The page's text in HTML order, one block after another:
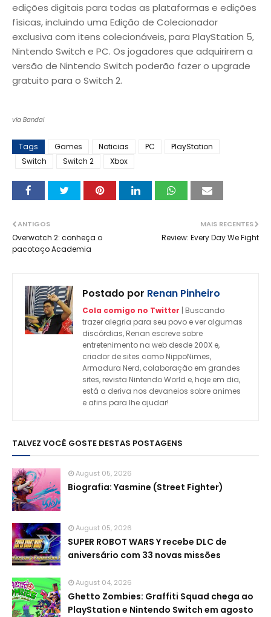
edições digitais para todas as plataformas e edições
físicas, incluindo uma Edição de Colecionador
exclusiva com itens colecionáveis, para PlayStation 5,
Nintendo Switch e PC. Os jogadores que adquirirem a
versão de Nintendo Switch poderão fazer o upgrade
gratuito para o Switch 2.
via Bandai
Tags Games Noticias PC
PlayStation
Switch
Switch 2 Xbox
MAIS RECENTES
Review: Every Day We Fight
ANTIGOS
Overwatch 2: conheça o
pacotaço Academia
Postado por Renan Pinheiro
Cola comigo no Twitter | Buscando
trazer alegria para seu povo e ver algumas
discórdias, Renan escreve sobre
entretenimento na web desde 200X e,
criador de sites como NippoNimes,
Armadura Nerd, colaboração em grandes
sites, revista Nintendo World e, hoje em dia,
está a deriva nos devaneios sobre animes
e afins para lhe ajudar!
TALVEZ VOCÊ GOSTE DESTAS POSTAGENS
August 05, 2026
Biografia: Yasmine (Street Fighter)
August 05, 2026
SUPER ROBOT WARS Y recebe DLC de
aniversário com 33 novas missões
August 04, 2026
Ghetto Zombies: Graffiti Squad chega ao
PlayStation e Nintendo Switch em agosto